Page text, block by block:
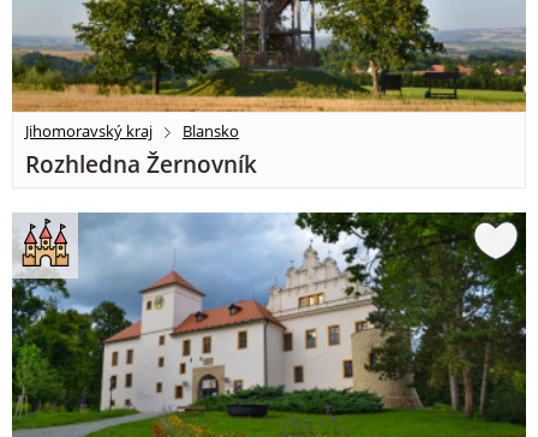
Jihomoravský kraj Blansko
Rozhledna Žernovník